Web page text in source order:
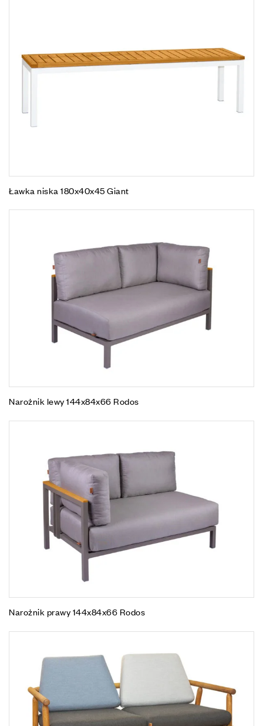
Ławka niska 180x40x45 Giant
Narożnik lewy 144x84x66 Rodos
Narożnik prawy 144x84x66 Rodos